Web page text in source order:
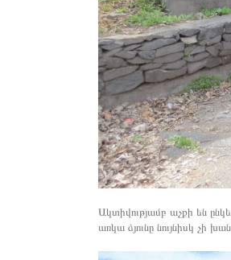
Ակտիվությամբ աչքի են
առկա ձյունը նույնիսկ չի